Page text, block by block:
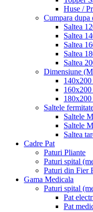
Huse /
Cumpara dupa
Saltea
Saltea
Saltea
Saltea
Saltea
Dimensiune
140x200
160x200
180x200
Saltele
Saltele
Saltele
Saltea
Cadre Pat
Paturi Pliante
Paturi spital
Paturi din Fier
Gama Medicala
Paturi spital
Pat
Pat